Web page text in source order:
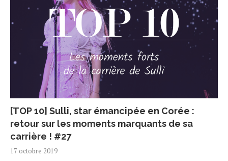
[TOP 10] Sulli, star émancipée en Corée :
retour sur les moments marquants de sa
carrière ! #27
17 octobre 2019